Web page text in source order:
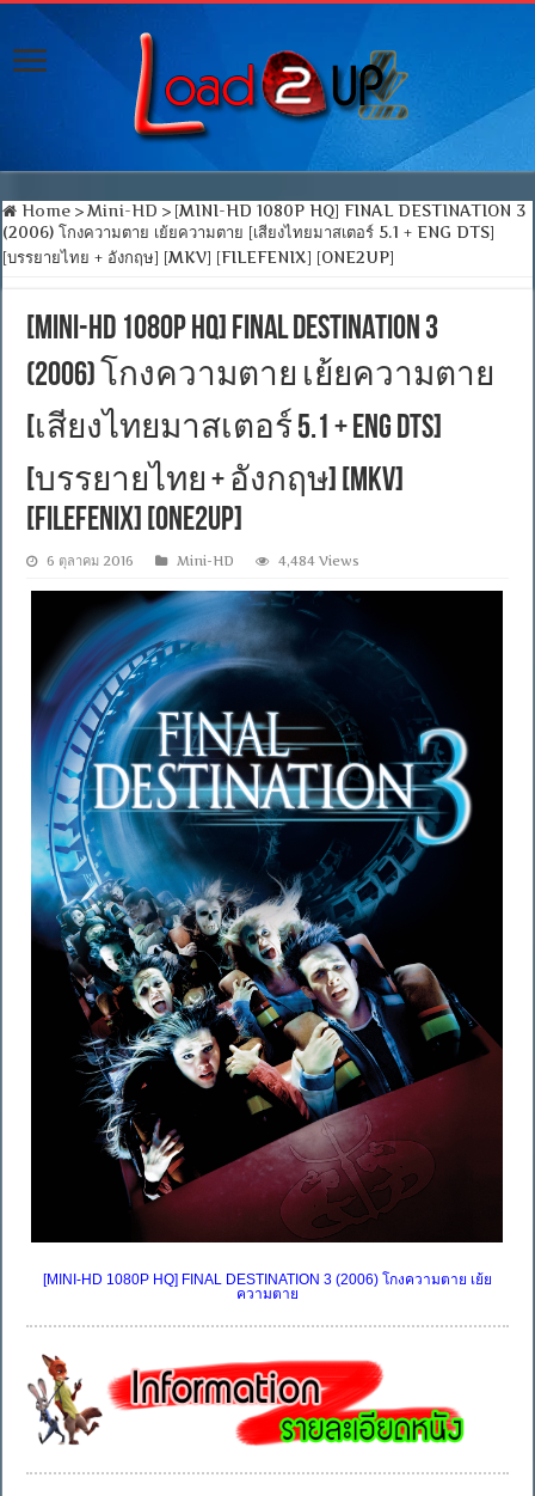
Home > Mini-HD > [MINI-HD 1080P HQ] FINAL DESTINATION 3
(2006) โกงความตาย เย้ยความตาย [เสียงไทยมาสเตอร์ 5.1 + ENG DTS]
[บรรยายไทย + อังกฤษ] [MKV] [FILEFENIX] [ONE2UP]
[MINI-HD 1080P HQ] FINAL DESTINATION 3
(2006) โกงความตาย เย้ยความตาย
[เสียงไทยมาสเตอร์ 5.1 + ENG DTS]
[บรรยายไทย + อังกฤษ] [MKV]
[FILEFENIX] [ONE2UP]
6 ตุลาคม 2016 Mini-HD 4,484 Views
[MINI-HD 1080P HQ] FINAL DESTINATION 3 (2006) โกงความตาย เย้ย
ความตาย